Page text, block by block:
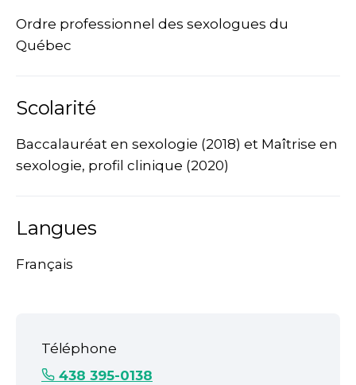
Ordre professionnel des sexologues du
Québec
Scolarité
Baccalauréat en sexologie (2018) et Maîtrise en
sexologie, profil clinique (2020)
Langues
Français
Téléphone
438 395-0138